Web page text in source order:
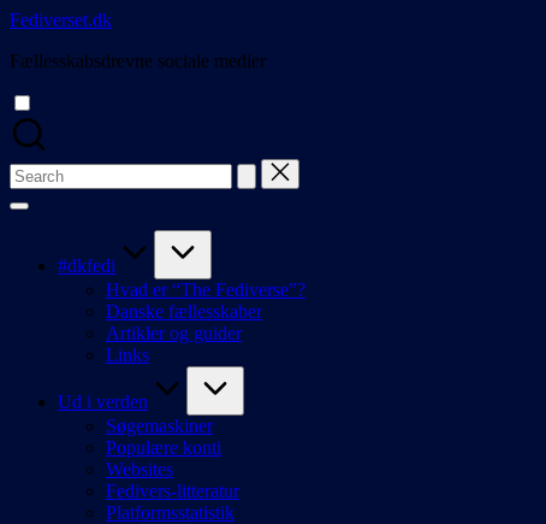
Skip
content
Fediverset.dk
Fællesskabsdrevne sociale medier
Search
for:
#dkfedi
Hvad er “The Fediverse”?
Danske fællesskaber
Artikler og guider
Links
Ud i verden
Søgemaskiner
Populære konti
Websites
Fedivers-litteratur
Platformsstatistik